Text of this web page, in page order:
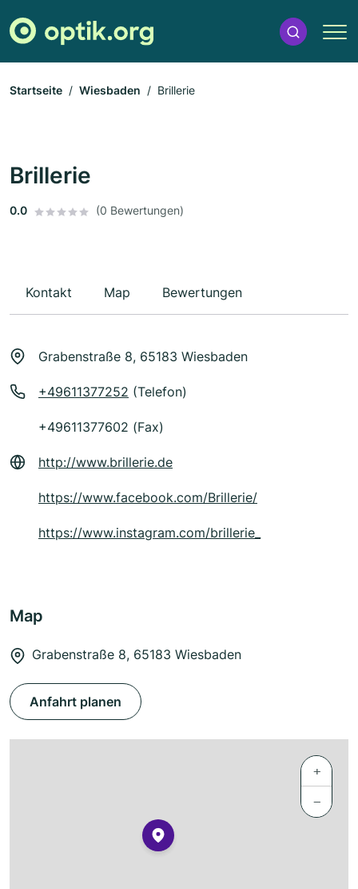
Startseite Wiesbaden Brillerie
Brillerie
0.0 (0 Bewertungen)
Kontakt Map Bewertungen
Grabenstraße 8, 65183 Wiesbaden
+49611377252 (Telefon)
+49611377602 (Fax)
http://www.brillerie.de
https://www.facebook.com/Brillerie/
https://www.instagram.com/brillerie_
Map
Grabenstraße 8, 65183 Wiesbaden
Anfahrt planen
+
−